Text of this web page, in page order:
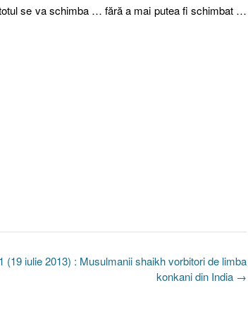
se va schimba … fără a mai putea fi schimbat …
(19 iulie 2013) : Musulmanii shaikh vorbitori de limba
konkani din India →